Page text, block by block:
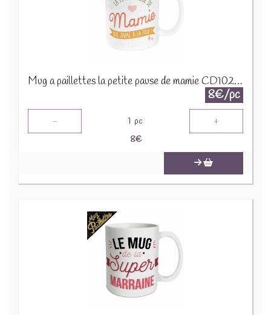
Mug a paillettes la petite pause de mamie CD10283
8€/pc
- 1 pc +
8€